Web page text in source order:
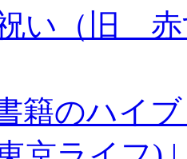
い（旧 赤
籍のハイ